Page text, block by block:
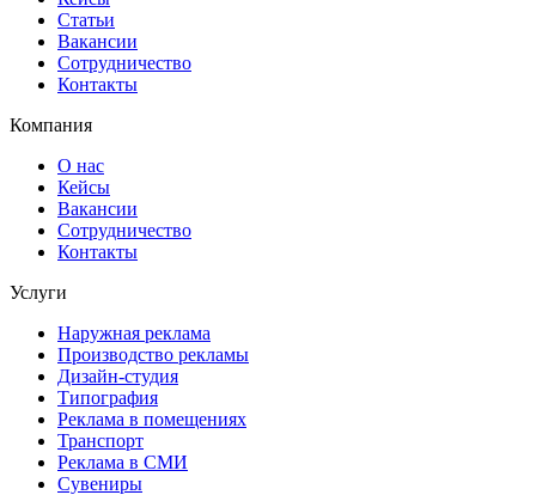
Статьи
Вакансии
Сотрудничество
Контакты
Компания
О нас
Кейсы
Вакансии
Сотрудничество
Контакты
Услуги
Наружная реклама
Производство рекламы
Дизайн-студия
Типография
Реклама в помещениях
Транспорт
Реклама в СМИ
Сувениры